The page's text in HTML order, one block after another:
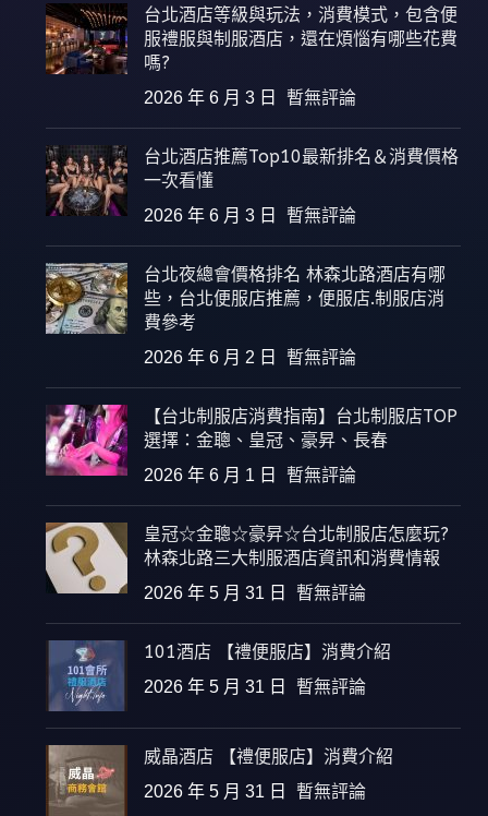
台北酒店等級與玩法，消費模式，包含便
服禮服與制服酒店，還在煩惱有哪些花費
嗎?
2026 年 6 月 3 日 暫無評論
台北酒店推薦Top10最新排名＆消費價格
一次看懂
2026 年 6 月 3 日 暫無評論
台北夜總會價格排名 林森北路酒店有哪
些，台北便服店推薦，便服店.制服店消
費參考
2026 年 6 月 2 日 暫無評論
【台北制服店消費指南】台北制服店TOP
選擇：金聰、皇冠、豪昇、長春
2026 年 6 月 1 日 暫無評論
皇冠☆金聰☆豪昇☆台北制服店怎麼玩?
林森北路三大制服酒店資訊和消費情報
2026 年 5 月 31 日 暫無評論
101酒店 【禮便服店】消費介紹
2026 年 5 月 31 日 暫無評論
威晶酒店 【禮便服店】消費介紹
2026 年 5 月 31 日 暫無評論